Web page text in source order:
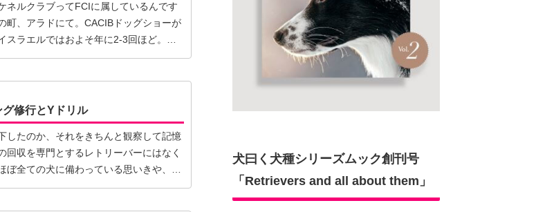
ネルクラブってFCIに属しているんです
町、アラドにて。CACIBドッグショーが
スラエルではおよそ年に2-3回ほど。…
修行とYドリル
したのか、それをきちんと観察して記憶
収を専門とするレトリーバーにはなく
ぼ全ての犬に備わっている思いきや、ア
犬曰く犬種シリーズムック創刊号
「Retrievers and all about them」